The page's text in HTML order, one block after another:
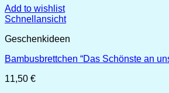
Add to wishlist
Schnellansicht
Geschenkideen
Bambusbrettchen “Das Schönste an
11,50 €